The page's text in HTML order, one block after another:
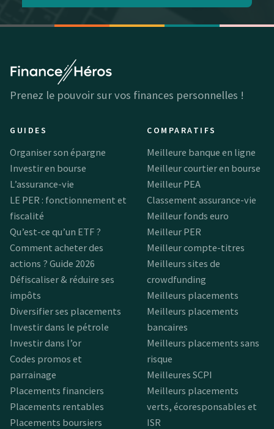
Prenez le pouvoir sur vos finances personnelles !
GUIDES
Organiser son épargne
Investir en bourse
L’assurance-vie
LE PER : fonctionnement et
fiscalité
Qu’est-ce qu’un ETF ?
Comment acheter des
actions ? Guide 2026
Défiscaliser & réduire ses
impôts
Diversifier ses placements
Investir dans le pétrole
Investir dans l’or
Codes promos et
parrainage
Placements financiers
Placements rentables
Placements boursiers
COMPARATIFS
Meilleure banque en ligne
Meilleur courtier en bourse
Meilleur PEA
Classement assurance-vie
Meilleur fonds euro
Meilleur PER
Meilleur compte-titres
Meilleurs sites de
crowdfunding
Meilleurs placements
Meilleurs placements
bancaires
Meilleurs placements sans
risque
Meilleures SCPI
Meilleurs placements
verts, écoresponsables et
ISR